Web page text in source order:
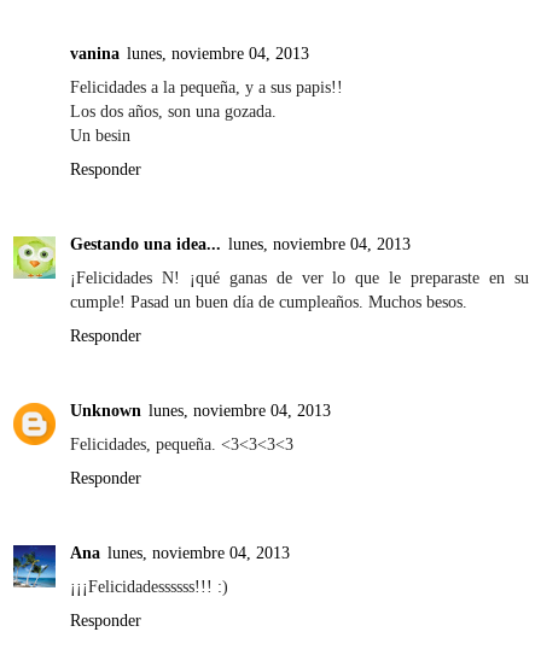
vanina lunes, noviembre 04, 2013
Felicidades a la pequeña, y a sus papis!!
Los dos años, son una gozada.
Un besin
Responder
Gestando una idea... lunes, noviembre 04, 2013
¡Felicidades N! ¡qué ganas de ver lo que le preparaste en su
cumple! Pasad un buen día de cumpleaños. Muchos besos.
Responder
Unknown lunes, noviembre 04, 2013
Felicidades, pequeña. <3<3<3<3
Responder
Ana lunes, noviembre 04, 2013
¡¡¡Felicidadessssss!!! :)
Responder